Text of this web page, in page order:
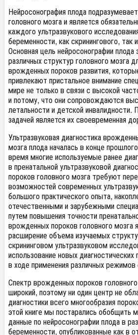
Нейросонография плода
головного мозга и является
каждого ультразвукового
беременности, как скринингового, так
Основная цель нейросонографии плода
различных структур головного мозга
врожденных пороков развития,
привлекают пристальное внимание
мире не только в связи с высокой
и потому, что они сопровождаются
летальности и детской инвалидности.
задачей является их своевременная
Ультразвуковая диагностика
мозга плода началась в конце
время многие используемые ранее
в пренатальной ультразвуковой
пороков головного мозга требуют
возможностей современных
большого практического опыта,
отечественными и зарубежными
путем повышения точности
врожденных пороков головного мозга
расширение объема изучаемых
скрининговом ультразвуковом
использование новых
в ходе применения различных
Спектр врожденных пороков
широкий, поэтому ни один центр не
диагностики всего многообразия
этой книге мы постарались обобщить
данные по нейросонографии плода в
беременности, опубликованные как в